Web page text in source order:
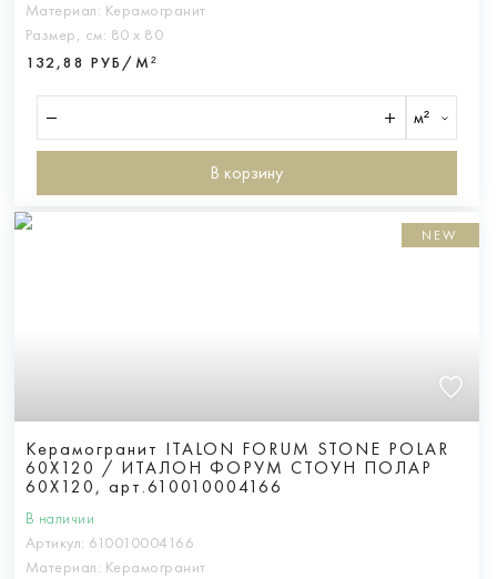
Материал: Керамогранит
Размер, см: 80 х 80
132,88 РУБ/М²
м²
В корзину
NEW
Керамогранит ITALON FORUM STONE POLAR
60X120 / ИТАЛОН ФОРУМ СТОУН ПОЛАР
60X120, арт.610010004166
В наличии
Артикул: 610010004166
Материал: Керамогранит